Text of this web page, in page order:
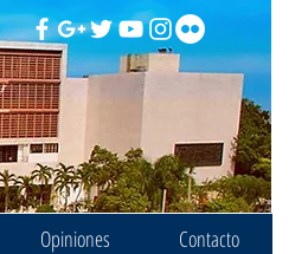
Opiniones Contacto